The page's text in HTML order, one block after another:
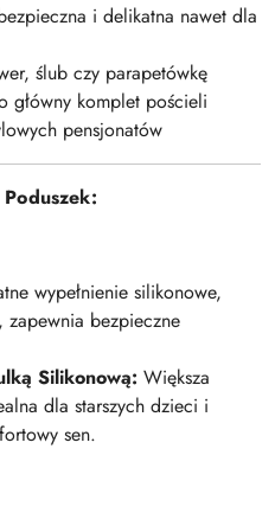
i delikatna nawet dla
ślub czy parapetówkę
główny komplet pościeli
pensjonatów
wypełnienie silikonowe,
zapewnia bezpieczne
Silikonową: Większa
dla starszych dzieci i
sen.